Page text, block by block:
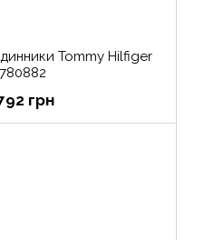
Tommy Hilfiger
грн